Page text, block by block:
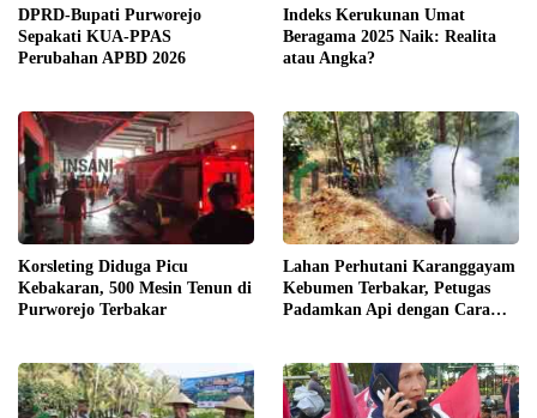
DPRD-Bupati Purworejo
Sepakati KUA-PPAS
Perubahan APBD 2026
Indeks Kerukunan Umat
Beragama 2025 Naik: Realita
atau Angka?
Korsleting Diduga Picu
Kebakaran, 500 Mesin Tenun di
Purworejo Terbakar
Lahan Perhutani Karanggayam
Kebumen Terbakar, Petugas
Padamkan Api dengan Cara